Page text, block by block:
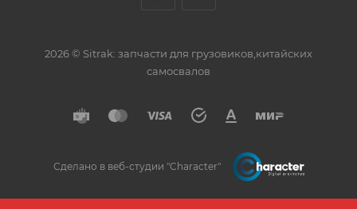
2026 © Sitrak: запчасти для грузовиков,китайских
самосвалов
Сделано в веб-студии "Character"